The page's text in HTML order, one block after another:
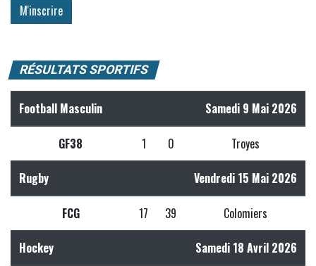
RÉSULTATS SPORTIFS
Football Masculin Samedi 9 Mai 2026
GF38 1 0 Troyes
Rugby Vendredi 15 Mai 2026
FCG 17 39 Colomiers
Hockey Samedi 18 Avril 2026